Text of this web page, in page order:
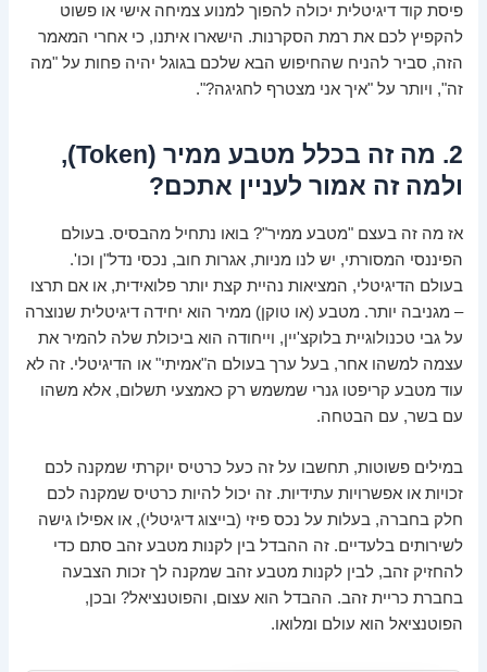
פיסת קוד דיגיטלית יכולה להפוך למנוע צמיחה אישי או פשוט
להקפיץ לכם את רמת הסקרנות. הישארו איתנו, כי אחרי המאמר
הזה, סביר להניח שהחיפוש הבא שלכם בגוגל יהיה פחות על "מה
זה", ויותר על "איך אני מצטרף לחגיגה?".
2. מה זה בכלל מטבע ממיר (Token),
ולמה זה אמור לעניין אתכם?
אז מה זה בעצם "מטבע ממיר"? בואו נתחיל מהבסיס. בעולם
הפיננסי המסורתי, יש לנו מניות, אגרות חוב, נכסי נדל"ן וכו'.
בעולם הדיגיטלי, המציאות נהיית קצת יותר פלואידית, או אם תרצו
– מגניבה יותר. מטבע (או טוקן) ממיר הוא יחידה דיגיטלית שנוצרה
על גבי טכנולוגיית בלוקצ'יין, וייחודה הוא ביכולת שלה להמיר את
עצמה למשהו אחר, בעל ערך בעולם ה"אמיתי" או הדיגיטלי. זה לא
עוד מטבע קריפטו גנרי שמשמש רק כאמצעי תשלום, אלא משהו
עם בשר, עם הבטחה.
במילים פשוטות, תחשבו על זה כעל כרטיס יוקרתי שמקנה לכם
זכויות או אפשרויות עתידיות. זה יכול להיות כרטיס שמקנה לכם
חלק בחברה, בעלות על נכס פיזי (בייצוג דיגיטלי), או אפילו גישה
לשירותים בלעדיים. זה ההבדל בין לקנות מטבע זהב סתם כדי
להחזיק זהב, לבין לקנות מטבע זהב שמקנה לך זכות הצבעה
בחברת כריית זהב. ההבדל הוא עצום, והפוטנציאל? ובכן,
הפוטנציאל הוא עולם ומלואו.